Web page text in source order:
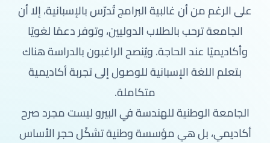
على الرغم من أن غالبية البرامج تُدرّس بالإسبانية، إلا أن
الجامعة ترحب بالطلاب الدوليين، وتوفر دعمًا لغويًا
وأكاديميًا عند الحاجة. ويُنصح الراغبون بالدراسة هناك
بتعلم اللغة الإسبانية للوصول إلى تجربة أكاديمية
متكاملة.
الجامعة الوطنية للهندسة في البيرو ليست مجرد صرح
أكاديمي، بل هي مؤسسة وطنية تشكّل حجر الأساس